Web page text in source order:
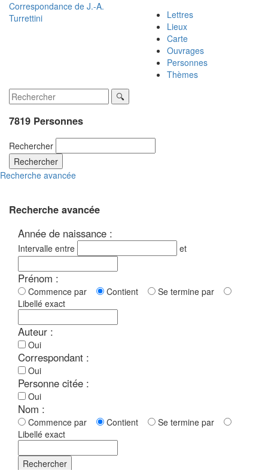
Correspondance de J.-A.
Turrettini
Lettres
Lieux
Carte
Ouvrages
Personnes
Thèmes
7819 Personnes
Rechercher
Rechercher
Recherche avancée
Recherche avancée
Année de naissance :
Intervalle entre et
Prénom :
Commence par Contient
Se termine par
Libellé exact
Auteur :
Oui
Correspondant :
Oui
Personne citée :
Oui
Nom :
Commence par Contient
Se termine par
Libellé exact
Rechercher